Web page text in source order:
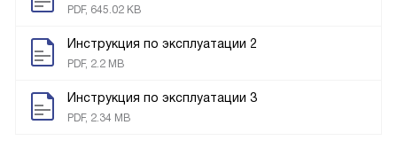
PDF, 645.02 KB
Инструкция по эксплуатации 2
PDF, 2.2 MB
Инструкция по эксплуатации 3
PDF, 2.34 MB